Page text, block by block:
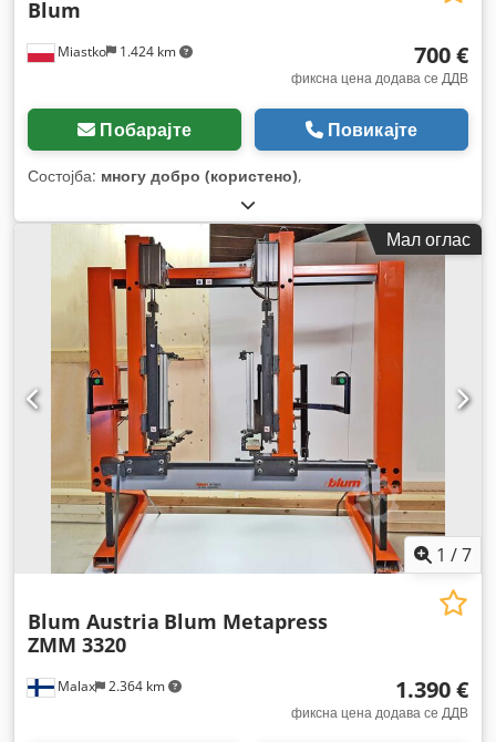
Miastko 1.424 km
Blum
700 €
фиксна цена додава се ДДВ
Побарајте Повикајте
Состојба: многу добро (користено),
Мал оглас
1 /7
Malax 2.364 km
Blum Austria Blum Metapress
ZMM 3320
1.390 €
фиксна цена додава се ДДВ